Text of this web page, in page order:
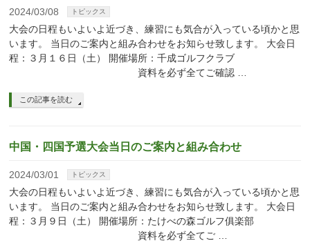
2024/03/08 トピックス
大会の日程もいよいよ近づき、練習にも気合が入っている頃かと思
います。 当日のご案内と組み合わせをお知らせ致します。 大会日
程：３月１６日（土） 開催場所：千成ゴルフクラブ
資料を必ず全てご確認 …
この記事を読む
中国・四国予選大会当日のご案内と組み合わせ
2024/03/01 トピックス
大会の日程もいよいよ近づき、練習にも気合が入っている頃かと思
います。 当日のご案内と組み合わせをお知らせ致します。 大会日
程：３月９日（土） 開催場所：たけべの森ゴルフ俱楽部
資料を必ず全てご …